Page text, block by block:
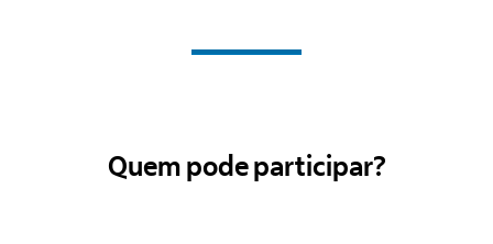
Quem pode participar?